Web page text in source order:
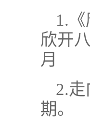
1.
欣开
月
2.
期。